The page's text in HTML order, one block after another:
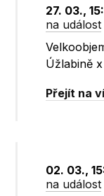
27. 03.,
na událost
Úžlabině
Přejít na
02. 03.,
na událost